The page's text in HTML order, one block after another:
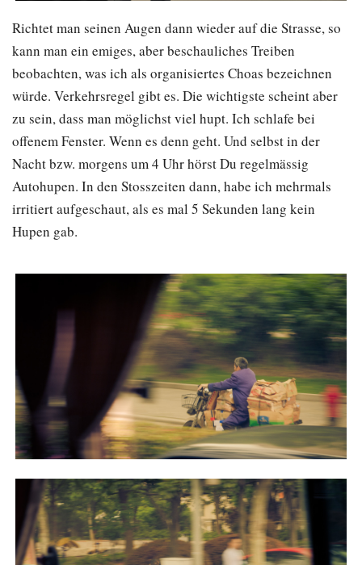
Richtet man seinen Augen dann wieder auf die Strasse, so
kann man ein emiges, aber beschauliches Treiben
beobachten, was ich als organisiertes Choas bezeichnen
würde. Verkehrsregel gibt es. Die wichtigste scheint aber
zu sein, dass man möglichst viel hupt. Ich schlafe bei
offenem Fenster. Wenn es denn geht. Und selbst in der
Nacht bzw. morgens um 4 Uhr hörst Du regelmässig
Autohupen. In den Stosszeiten dann, habe ich mehrmals
irritiert aufgeschaut, als es mal 5 Sekunden lang kein
Hupen gab.